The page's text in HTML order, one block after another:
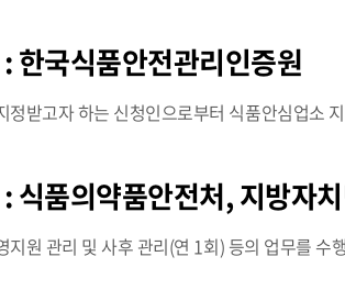
: 한국식품안전관리인증원
정받고자 하는 신청인으로부터 식품안심업소
: 식품의약품안전처, 지방자
지원 관리 및 사후 관리(연 1회) 등의 업무를 수